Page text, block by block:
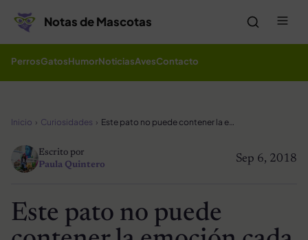
Notas de Mascotas
PerrosGatosHumorNoticiasAvesContacto
Inicio Curiosidades Este pato no puede contener la emoción cada vez que su madre llega a casa del trabajo
Sep 6, 2018
Escrito por
Paula Quintero
Este pato no puede